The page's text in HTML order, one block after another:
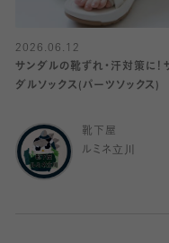
2026.06.12
サンダルの靴ずれ・汗対策に！
ダルソックス(パーツソックス)
靴下屋
ルミネ立川